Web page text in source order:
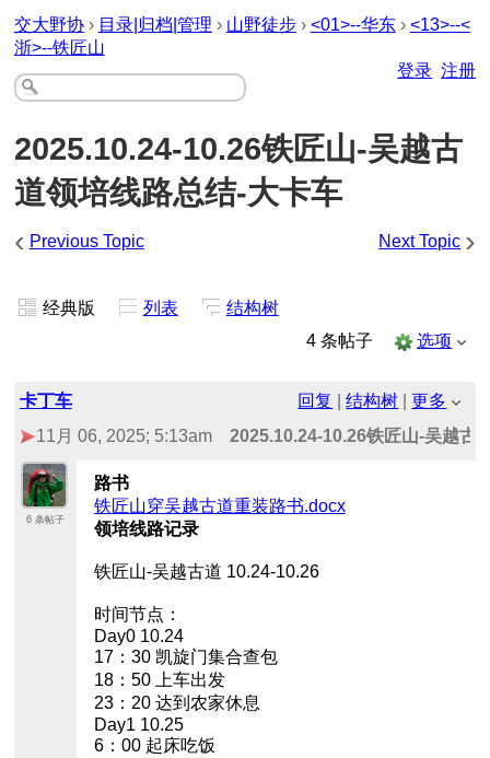
交大野协 › 目录|归档|管理 › 山野徒步 › <01>--华东 › <13>--<
浙>--铁匠山
登录 注册
2025.10.24-10.26铁匠山-吴越古
道领培线路总结-大卡车
‹ Previous Topic Next Topic ›
经典版 列表
结构树
4 条帖子
选项
卡丁车 回复 |结构树 |更多
11月 06, 2025; 5:13am
2025.10.24-10.26铁匠山-吴越古
6 条帖子
路书
铁匠山穿吴越古道重装路书.docx
领培线路记录
铁匠山-吴越古道 10.24-10.26
时间节点：
Day0 10.24
17：30 凯旋门集合查包
18：50 上车出发
23：20 达到农家休息
Day1 10.25
6：00 起床吃饭